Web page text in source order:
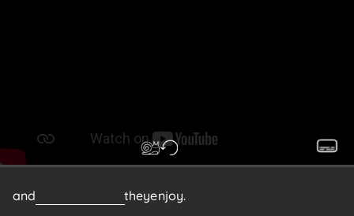
and theyenjoy.